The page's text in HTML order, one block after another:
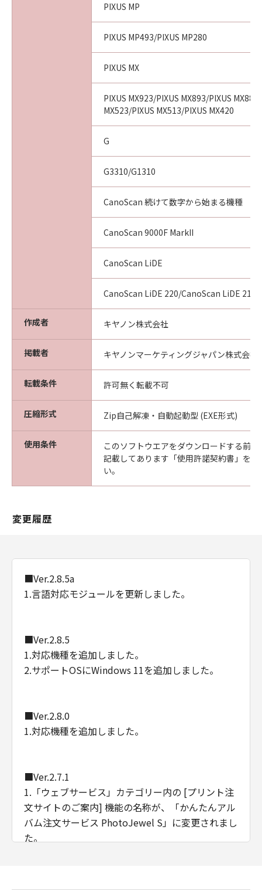
PIXUS MP
PIXUS MP493/PIXUS MP280
PIXUS MX
PIXUS MX923/PIXUS MX893/PIXUS
MX523/PIXUS MX513/PIXUS MX420
G
G3310/G1310
CanoScan 続けて数字から始まる機種
CanoScan 9000F MarkII
CanoScan LiDE
CanoScan LiDE 220/CanoScan LiDE 210
作成者 キヤノン株式会社
掲載者 キヤノンマーケティングジャパン株式会社
転載条件 許可無く転載不可
圧縮形式 Zip自己解凍・自動起動型 (EXE形式)
使用条件
このソフトウエアをダウンロードする前
記載してあります「使用許諾契約書」を
い。
変更履歴
■Ver.2.8.5a
1.言語対応モジュールを更新しました。
■Ver.2.8.5
1.対応機種を追加しました。
2.サポートOSにWindows 11を追加しました。
■Ver.2.8.0
1.対応機種を追加しました。
■Ver.2.7.1
1.「ウェブサービス」カテゴリー内の [プリント注
文サイトのご案内] 機能の名称が、「かんたんアル
バム注文サービス PhotoJewel S」に変更されまし
た。